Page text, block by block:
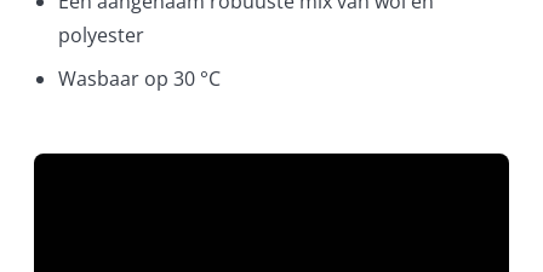
polyester
Wasbaar op 30 °C